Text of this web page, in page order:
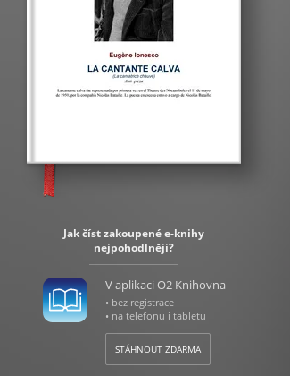
Jak číst zakoupené e-knihy
nejpohodlněji?
V aplikaci O2 Knihovna
• bez registrace
• na telefonu i tabletu
STÁHNOUT ZDARMA